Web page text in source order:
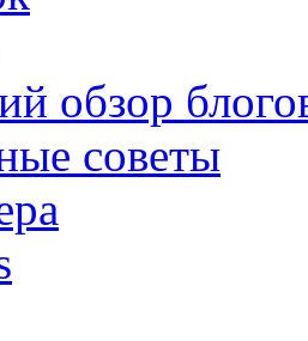
обзор
советы